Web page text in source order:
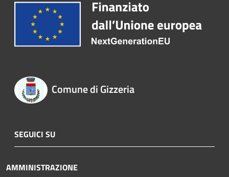
Comune di Gizzeria
SEGUICI SU
AMMINISTRAZIONE